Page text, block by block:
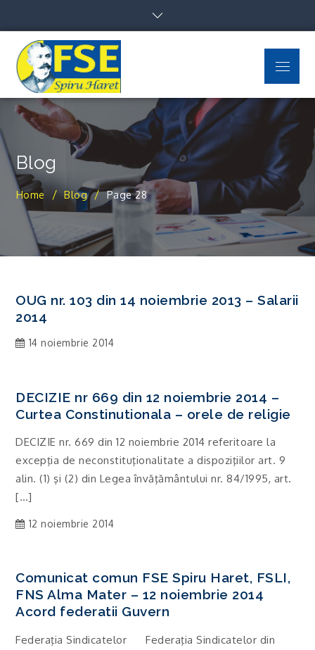
content
FSE Spiru Haret
Menu
Blog
Home Blog Page 28
OUG nr. 103 din 14 noiembrie 2013 – Salarii
2014
14 noiembrie 2014
DECIZIE nr 669 din 12 noiembrie 2014 –
Curtea Constinutionala – orele de religie
DECIZIE nr. 669 din 12 noiembrie 2014 referitoare la
excepţia de neconstituţionalitate a dispoziţiilor art. 9
alin. (1) şi (2) din Legea învăţământului nr. 84/1995, art.
[…]
12 noiembrie 2014
Comunicat comun FSE Spiru Haret, FSLI,
FNS Alma Mater – 12 noiembrie 2014
Acord federatii Guvern
Federaţia Sindicatelor Federaţia Sindicatelor din